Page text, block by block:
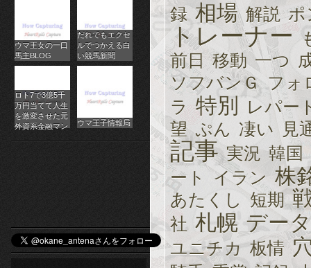
チ
ス
ロ
オ
ン
ラ
イ
ン
カ
ジ
ウマ王女の一口
馬主BLOG
だれでもエクセ
ルでつかえる白
い競馬新聞
ロト7で3億5千
万円当てて人生
を激変させた元
外資系金融マン
ウマ王子情報局
録 相場 解説 ポ
トレーナー
前日
移動 一つ
ソフバンＧ フォ
ラ 特別
レパー
望 ぷん 凄い 見
記事 実況 韓国
ート
イラン 株
あたくし 短期
社 札幌 データ
ユニチカ 板情